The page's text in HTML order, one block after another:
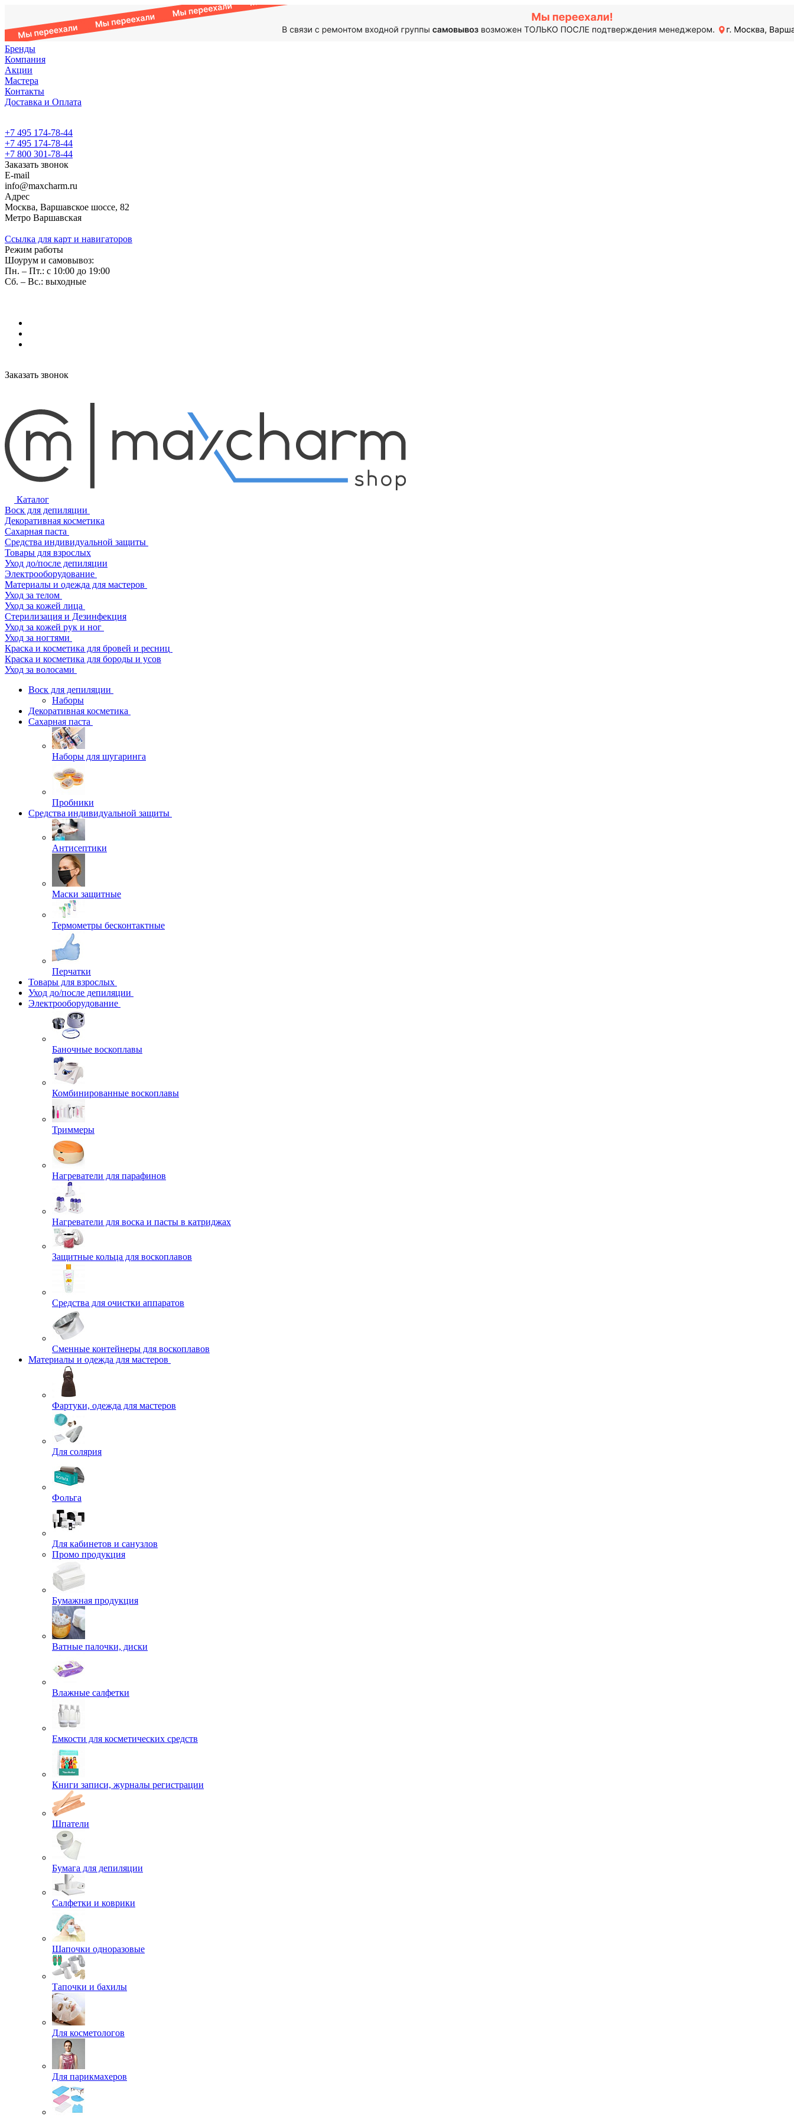
Бренды
Компания
Акции
Мастера
Контакты
Доставка и Оплата
+7 495 174-78-44
+7 495 174-78-44
+7 800 301-78-44
Заказать звонок
E-mail
info@maxcharm.ru
Адрес
Москва, Варшавское шоссе, 82
Метро Варшавская
Ссылка для карт и навигаторов
Режим работы
Шоурум и самовывоз:
Пн. – Пт.: с 10:00 до 19:00
Сб. – Вс.: выходные
Заказать звонок
Каталог
Воск для депиляции
Декоративная косметика
Сахарная паста
Средства индивидуальной защиты
Товары для взрослых
Уход до/после депиляции
Электрооборудование
Материалы и одежда для мастеров
Уход за телом
Уход за кожей лица
Стерилизация и Дезинфекция
Уход за кожей рук и ног
Уход за ногтями
Краска и косметика для бровей и ресниц
Краска и косметика для бороды и усов
Уход за волосами
Воск для депиляции
Наборы
Декоративная косметика
Сахарная паста
Наборы для шугаринга
Пробники
Средства индивидуальной защиты
Антисептики
Маски защитные
Термометры бесконтактные
Перчатки
Товары для взрослых
Уход до/после депиляции
Электрооборудование
Баночные воскоплавы
Комбинированные воскоплавы
Триммеры
Нагреватели для парафинов
Нагреватели для воска и пасты в катриджах
Защитные кольца для воскоплавов
Средства для очистки аппаратов
Сменные контейнеры для воскоплавов
Материалы и одежда для мастеров
Фартуки, одежда для мастеров
Для солярия
Фольга
Для кабинетов и санузлов
Промо продукция
Бумажная продукция
Ватные палочки, диски
Влажные салфетки
Емкости для косметических средств
Книги записи, журналы регистрации
Шпатели
Бумага для депиляции
Салфетки и коврики
Шапочки одноразовые
Тапочки и бахилы
Для косметологов
Для парикмахеров